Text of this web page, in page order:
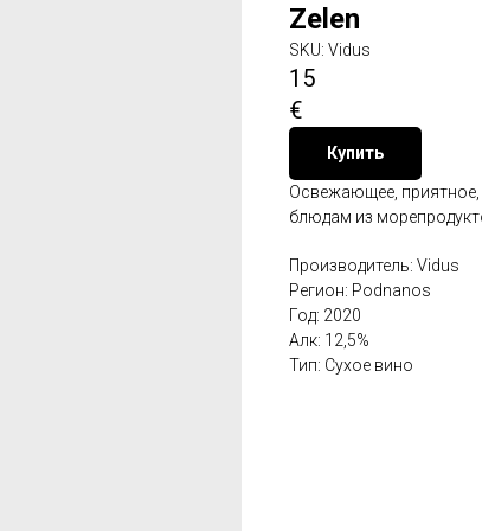
Zelen
SKU: Vidus
15
€
Купить
Освежающее,
блюдам из
Производитель: Vidus
Регион: Podnanos
Год: 2020
Алк: 12,5%
Тип: Сухое вино